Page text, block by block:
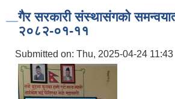
गैर सरकारी संस्थासंगको
२०८२-०१-११
Submitted on: Thu, 2025-04-24 11:43